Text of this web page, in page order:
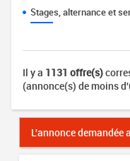
Stages, alternance et
Il y a 1131 offre(s)
(annonce(s) de moins
L'annonce demandée